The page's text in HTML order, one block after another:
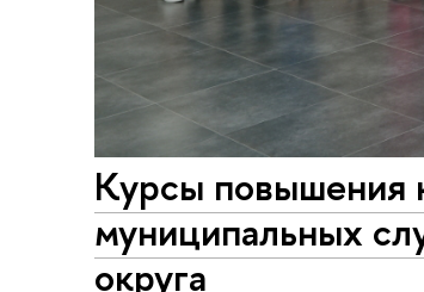
Курсы повышения
муниципальных
округа